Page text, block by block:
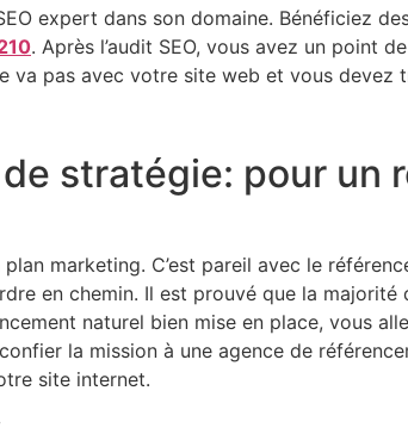
expert dans son domaine. Bénéficiez
. Après l’audit SEO, vous avez un point
va pas avec votre site web et vous devez
stratégie: pour un
marketing. C’est pareil avec le
en chemin. Il est prouvé que la
naturel bien mise en place, vous
la mission à une agence de
site internet.